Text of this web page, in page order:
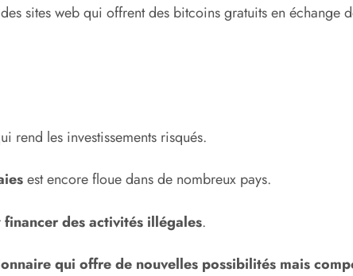
sites web qui offrent des bitcoins gratuits en
rend les investissements risqués.
est encore floue dans de nombreux pays.
financer des activités illégales.
qui offre de nouvelles possibilités mais